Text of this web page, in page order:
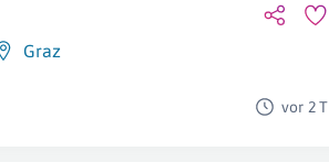
Graz
vor 2 T